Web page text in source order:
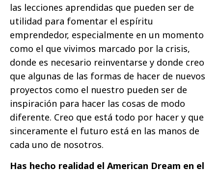
las lecciones aprendidas que pueden ser de
utilidad para fomentar el espíritu
emprendedor, especialmente en un momento
como el que vivimos marcado por la crisis,
donde es necesario reinventarse y donde creo
que algunas de las formas de hacer de nuevos
proyectos como el nuestro pueden ser de
inspiración para hacer las cosas de modo
diferente. Creo que está todo por hacer y que
sinceramente el futuro está en las manos de
cada uno de nosotros.
Has hecho realidad el American Dream en el